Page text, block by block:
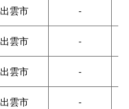
出雲市 -
出雲市 -
出雲市 -
出雲市 -